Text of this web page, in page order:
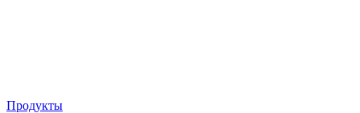
Продукты